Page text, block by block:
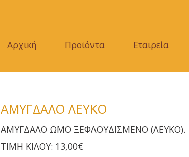
Αρχική Προϊόντα Εταιρεία
ΑΜΥΓΔΑΛΟ ΛΕΥΚΟ
ΑΜΥΓΔΑΛΟ ΩΜΟ ΞΕΦΛΟΥΔΙΣΜΕΝΟ (ΛΕΥΚΟ).
ΤΙΜΗ ΚΙΛΟΥ: 13,00€